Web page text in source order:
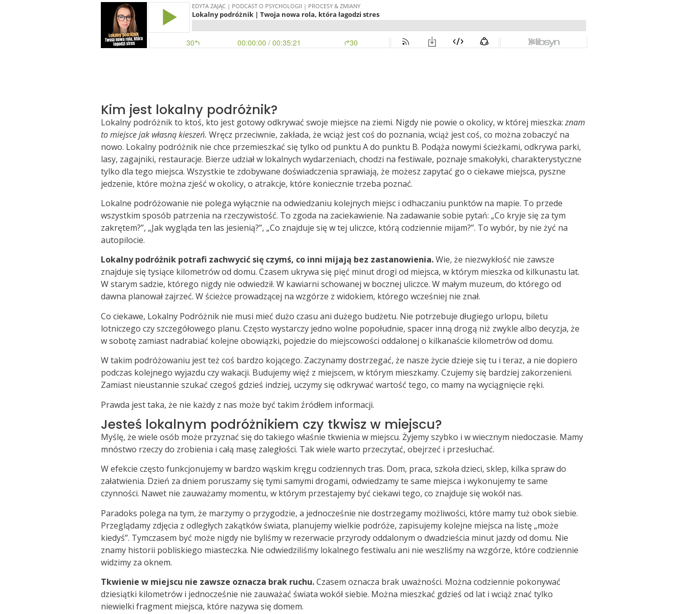
Kim jest lokalny podróżnik?
Lokalny podróżnik to ktoś, kto jest gotowy odkrywać swoje miejsce na ziemi. Nigdy nie powie o okolicy, w której mieszka:znam
to miejsce jak własną kieszeń. Wręcz przeciwnie, zakłada, że wciąż jest coś do poznania, wciąż jest coś, co można zobaczyć na
nowo. Lokalny podróżnik nie chce przemieszkać się tylko od punktu A do punktu B. Podąża nowymi ścieżkami, odkrywa parki,
lasy, zagajniki, restauracje. Bierze udział w lokalnych wydarzeniach, chodzi na festiwale, poznaje smakołyki, charakterystyczne
tylko dla tego miejsca. Wszystkie te zdobywane doświadczenia sprawiają, że możesz zapytać go o ciekawe miejsca, pyszne
jedzenie, które można zjeść w okolicy, o atrakcje, które koniecznie trzeba poznać.
Lokalne podróżowanie nie polega wyłącznie na odwiedzaniu kolejnych miejsc i odhaczaniu punktów na mapie. To przede
wszystkim sposób patrzenia na rzeczywistość. To zgoda na zaciekawienie. Na zadawanie sobie pytań: „Co kryje się za tym
zakrętem?”, „Jak wygląda ten las jesienią?”, „Co znajduje się w tej uliczce, którą codziennie mijam?”. To wybór, by nie żyć na
autopilocie.
Lokalny podróżnik potrafi zachwycić się czymś, co inni mijają bez zastanowienia.Wie, że niezwykłość nie zawsze
znajduje się tysiące kilometrów od domu. Czasem ukrywa się pięć minut drogi od miejsca, w którym mieszka od kilkunastu lat.
W starym sadzie, którego nigdy nie odwiedził. W kawiarni schowanej w bocznej uliczce. W małym muzeum, do którego od
dawna planował zajrzeć. W ścieżce prowadzącej na wzgórze z widokiem, którego wcześniej nie znał.
Co ciekawe, Lokalny Podróżnik nie musi mieć dużo czasu ani dużego budżetu. Nie potrzebuje długiego urlopu, biletu
lotniczego czy szczegółowego planu. Często wystarczy jedno wolne popołudnie, spacer inną drogą niż zwykle albo decyzja, że
w sobotę zamiast nadrabiać kolejne obowiązki, pojedzie do miejscowości oddalonej o kilkanaście kilometrów od domu.
W takim podróżowaniu jest też coś bardzo kojącego. Zaczynamy dostrzegać, że nasze życie dzieje się tu i teraz, a nie dopiero
podczas kolejnego wyjazdu czy wakacji. Budujemy więź z miejscem, w którym mieszkamy. Czujemy się bardziej zakorzenieni.
Zamiast nieustannie szukać czegoś gdzieś indziej, uczymy się odkrywać wartość tego, co mamy na wyciągnięcie ręki.
Prawda jest taka, że nie każdy z nas może być takim źródłem informacji.
Jesteś lokalnym podróżnikiem czy tkwisz w miejscu?
Myślę, że wiele osób może przyznać się do takiego właśnie tkwienia w miejscu. Żyjemy szybko i w wiecznym niedoczasie. Mamy
mnóstwo rzeczy do zrobienia i całą masę zaległości. Tak wiele warto przeczytać, obejrzeć i przesłuchać.
W efekcie często funkcjonujemy w bardzo wąskim kręgu codziennych tras. Dom, praca, szkoła dzieci, sklep, kilka spraw do
załatwienia. Dzień za dniem poruszamy się tymi samymi drogami, odwiedzamy te same miejsca i wykonujemy te same
czynności. Nawet nie zauważamy momentu, w którym przestajemy być ciekawi tego, co znajduje się wokół nas.
Paradoks polega na tym, że marzymy o przygodzie, a jednocześnie nie dostrzegamy możliwości, które mamy tuż obok siebie.
Przeglądamy zdjęcia z odległych zakątków świata, planujemy wielkie podróże, zapisujemy kolejne miejsca na listę „może
kiedyś”. Tymczasem być może nigdy nie byliśmy w rezerwacie przyrody oddalonym o dwadzieścia minut jazdy od domu. Nie
znamy historii pobliskiego miasteczka. Nie odwiedziliśmy lokalnego festiwalu ani nie weszliśmy na wzgórze, które codziennie
widzimy za oknem.
Tkwienie w miejscu nie zawsze oznacza brak ruchu.Czasem oznacza brak uważności. Można codziennie pokonywać
dziesiątki kilometrów i jednocześnie nie zauważać świata wokół siebie. Można mieszkać gdzieś od lat i wciąż znać tylko
niewielki fragment miejsca, które nazywa się domem.